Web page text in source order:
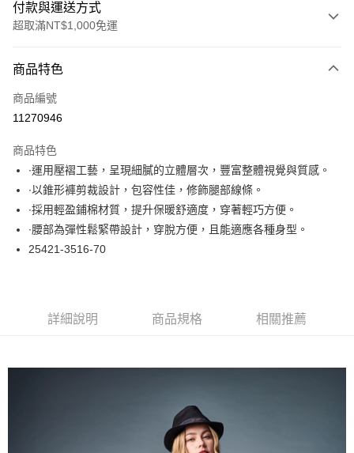
付款與運送方式
超取滿NT$1,000免運
信用卡一次付款
超商取貨付款
Apple Pay
悠遊付
大哥付你分期
相關說明
成交易。
1.分期款項不併入電信帳單，「大哥付你分期」於每月結算日後寄送繳費提
2.透過簡訊連結打開帳單後，可選擇「超商條碼／台灣大直營門市／銀行轉
帳／街口支付／iPASS MONEY」等通路繳費。
運送方式
每筆NT$60，滿NT$1,000(含以上)免運費
商品特色
商品編號
11270946
商品特色
∙運用壓褶工藝，呈現細膩的立體層次，豐富整體視覺與質感。
∙以錐形褲剪裁設計，包容性佳，修飾腿部線條。
∙採用輕盈鋪棉材質，提升保暖舒適度，穿著輕巧方便。
∙腰部為彈性鬆緊帶設計，穿脫方便，且能適應各種身型。
25421-3516-70
詳細說明 商品規格 相關推薦